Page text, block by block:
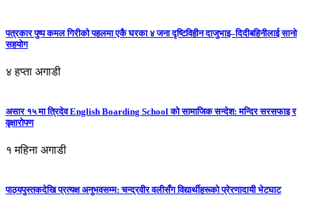
पत्रकार पुष्प कमल गिरीको पहलमा एकै घरका ४ जना दृष्टिविहीन दाजुभाइ–दिदीबहिनीलाई सानो
सहयोग
४ हप्ता अगाडी
असार १५ मा त्रिदेव English Boarding School को सामाजिक सन्देश: मन्दिर सरसफाइ र
वृक्षारोपण
१ महिना अगाडी
पाठ्यपुस्तकदेखि प्रत्यक्ष अनुभवसम्म: चन्द्रवीर वलीसँग विद्यार्थीहरूको प्रेरणादायी भेटघाट